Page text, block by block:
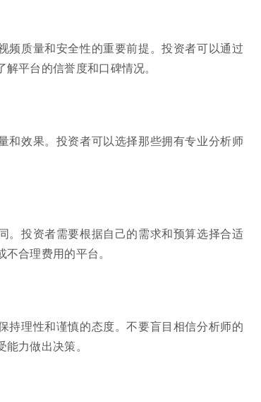
频质量和安全性的重要前提。投资者可以通过
平台的信誉度和口碑情况。
和效果。投资者可以选择那些拥有专业分析师
。投资者需要根据自己的需求和预算选择合适
合理费用的平台。
持理性和谨慎的态度。不要盲目相信分析师的
力做出决策。